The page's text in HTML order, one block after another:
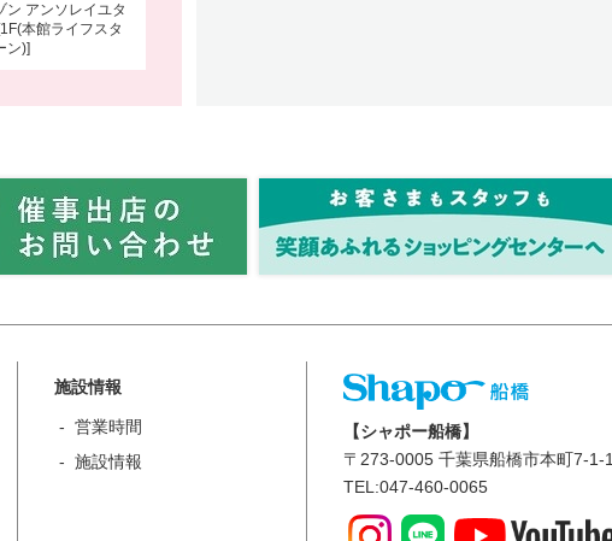
ン アンソレイユタ
本館ライフスタ
ン)]
施設情報
営業時間
施設情報
【シャポー船橋】
〒 273-0005 千葉県船橋市本町7-1-1
TEL:047-460-0065